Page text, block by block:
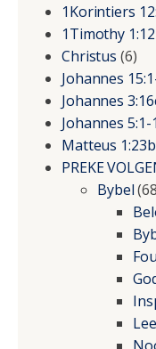
1Korintiers
1Timothy
Christus (6)
Johannes
Johannes
Johannes 5:1-
Matteus 1:23b
PREKE
Bybel